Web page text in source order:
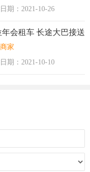
期： 2021-10-26
会租车 长途大巴接送
家
期： 2021-10-10